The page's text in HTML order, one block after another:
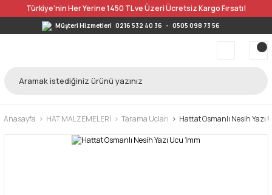
Türkiye’nin Her Yerine 1450 TL ve Üzeri Ücretsiz Kargo Fırsatı!
Müşteri Hizmetleri 0216 532 40 36 - 0505 098 73 56
Anasayfa HAT MALZEMELERİ Tarama Ucları Hattat Osmanlı Nesih Yazı